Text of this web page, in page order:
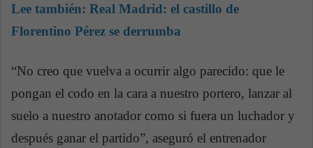
Lee también: Real Madrid: el castillo de
Florentino Pérez se derrumba
“No creo que vuelva a ocurrir algo parecido: que le
pongan el codo en la cara a nuestro portero, lanzar al
suelo a nuestro anotador como si fuera un luchador y
después ganar el partido”, aseguró el entrenador